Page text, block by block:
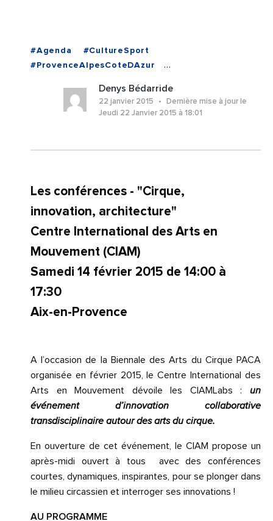
#Agenda
#CultureSport
#ProvenceAlpesCoteDAzur
Denys Bédarride
22 janvier 2015
Dernière mise à jour le
Jeudi 22 Janvier 2015 à 18:01
Les conférences - "Cirque,
innovation, architecture"
Centre International des Arts en
Mouvement (CIAM)
Samedi 14 février 2015 de 14:00 à
17:30
Aix-en-Provence
A l’occasion de la Biennale des Arts du Cirque PACA
organisée en février 2015, le Centre International des
Arts en Mouvement dévoile les CIAMLabs : un
événement d’innovation collaborative
transdisciplinaire autour des arts du cirque.
En ouverture de cet événement, le CIAM propose un
après-midi ouvert à tous avec des conférences
courtes, dynamiques, inspirantes, pour se plonger dans
le milieu circassien et interroger ses innovations !
AU PROGRAMME